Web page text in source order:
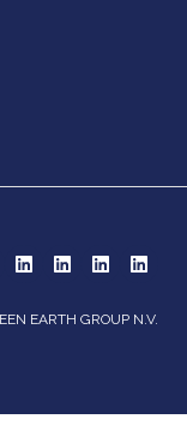
EARTH GROUP N.V.